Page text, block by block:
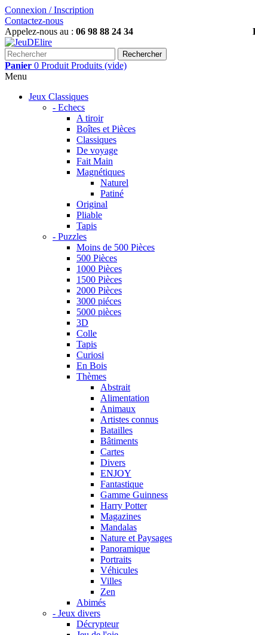
Connexion / Inscription
Contactez-nous
Appelez-nous au : 06 98 88 24 34 Boutiques,
Rechercher
Panier 0 Produit Produits (vide)
Menu
Jeux Classiques
- Echecs
A tiroir
Boîtes et Pièces
Classiques
De voyage
Fait Main
Magnétiques
Naturel
Patiné
Original
Pliable
Tapis
- Puzzles
Moins de 500 Pièces
500 Pièces
1000 Pièces
1500 Pièces
2000 Pièces
3000 piéces
5000 pièces
3D
Colle
Tapis
Curiosi
En Bois
Thèmes
Abstrait
Alimentation
Animaux
Artistes connus
Batailles
Bâtiments
Cartes
Divers
ENJOY
Fantastique
Gamme Guinness
Harry Potter
Magazines
Mandalas
Nature et Paysages
Panoramique
Portraits
Véhicules
Villes
Zen
Abimés
- Jeux divers
Décrypteur